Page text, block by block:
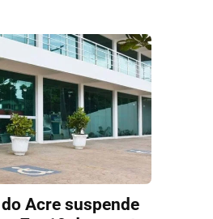
Acre suspende